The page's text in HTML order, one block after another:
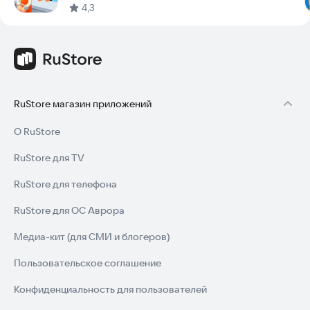
4,3
RuStore магазин приложений
О RuStore
RuStore для TV
RuStore для телефона
RuStore для ОС Аврора
Медиа-кит (для СМИ и блогеров)
Пользовательское соглашение
Конфиденциальность для пользователей